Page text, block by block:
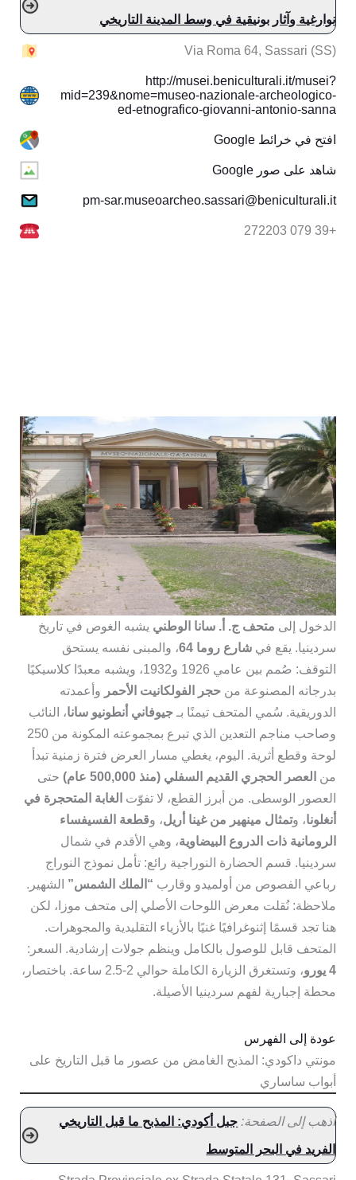
نوارغية وآثار بونيقية في وسط المدينة التاريخي
Via Roma 64, Sassari (SS)
http://musei.beniculturali.it/musei?
mid=239&nome=museo-nazionale-archeologico-
ed-etnografico-giovanni-antonio-sanna
افتح في خرائط Google
شاهد على صور Google
pm-sar.museoarcheo.sassari@beniculturali.it
+39 079 272203
الدخول إلىمتحف ج. أ. سانا الوطني يشبه الغوص في تاريخ
سردينيا. يقع فيشارع روما 64
، والمبنى نفسه يستحق
التوقف: صُمم بين عامي 1926 و1932، ويشبه معبدًا كلاسيكيًا
بدرجاته المصنوعة منحجر الفولكانيت الأحمروأعمدته
الدوريقية. سُمي المتحف تيمنًا بـجيوفاني أنطونيو سانا، النائب
وصاحب مناجم التعدين الذي تبرع بمجموعته المكونة من 250
لوحة وقطع أثرية. اليوم، يغطي مسار العرض فترة زمنية تبدأ
منالعصر الحجري القديم السفلي (منذ 500,000 عام)
حتى
العصور الوسطى. من أبرز القطع، لا تفوّتالغابة المتحجرة في
أنغلونا، وتمثال مينهير من غينا أريل ، وقطعة الفسيفساء
الرومانية ذات الدروع البيضاوية، وهي الأقدم في شمال
سردينيا. قسم الحضارة النوراجية رائع: تأمل نموذج النوراج
رباعي الفصوص من أولميدو وقارب“الملك الشمس”الشهير.
ملاحظة: نُقلت معرض اللوحات الأصلي إلى متحف موزا، لكن
هنا تجد قسمًا إثنوغرافيًا غنيًا بالأزياء التقليدية والمجوهرات.
المتحف قابل للوصول بالكامل وينظم جولات إرشادية. السعر:
4 يورو
، وتستغرق الزيارة الكاملة حوالي 2-2.5 ساعة. باختصار،
محطة إجبارية لفهم سردينيا الأصيلة.
مونتي داكودي: المذبح الغامض من عصور ما قبل التاريخ على
أبواب ساساري
عودة إلى الفهرس
اذهب إلى الصفحة: جبل أكودي: المذبح ما قبل التاريخي
الفريد في البحر المتوسط